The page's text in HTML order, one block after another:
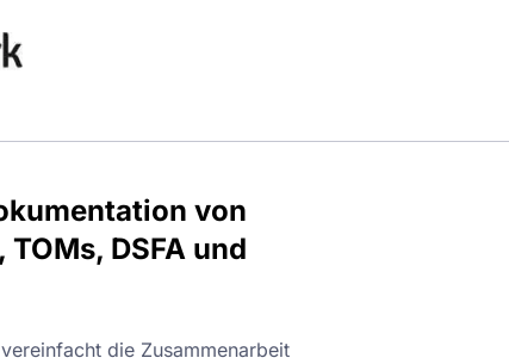
von
DSFA und
die Zusammenarbeit